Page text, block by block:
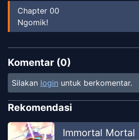
Chapter 00
Ngomik!
Komentar (0)
Silakan login untuk berkomentar.
Rekomendasi
Immortal Mortal